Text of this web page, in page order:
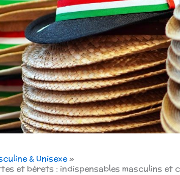
& Unisexe
et bérets : indispensables masculins et